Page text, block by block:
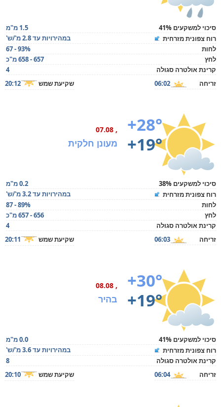
סיכוי למשקעים 41%
1.5 מ"מ
רוח צפונית מזרחית
במהירויות עד 2.8 מ'/ש'
לחות
67 - 93%
לחץ
657 - 658 מ"כ
קרינת אולטרה סגולה
4
זריחה
06:02 שקיעת שמש 20:12
+28°
+19°
, 07.08
מעונן חלקית
סיכוי למשקעים 38%
0.2 מ"מ
רוח צפונית מזרחית
במהירויות עד 3.2 מ'/ש'
לחות
87 - 89%
לחץ
656 - 657 מ"כ
קרינת אולטרה סגולה
4
זריחה
06:03 שקיעת שמש 20:11
+30°
+19°
, 08.08
בהיר
סיכוי למשקעים 41%
0.0 מ"מ
רוח צפונית מזרחית
במהירויות עד 3.6 מ'/ש'
קרינת אולטרה סגולה
8
זריחה
06:04 שקיעת שמש 20:10